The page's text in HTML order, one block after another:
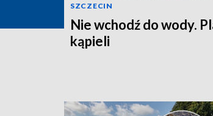
SZCZECIN
Nie wchodź do wody.
kąpieli